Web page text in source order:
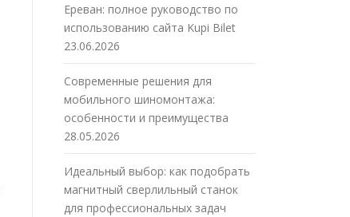
Ереван: полное руководство по
использованию сайта Kupi Bilet
23.06.2026
Современные решения для
мобильного шиномонтажа:
особенности и преимущества
28.05.2026
Идеальный выбор: как подобрать
магнитный сверлильный станок
для профессиональных задач